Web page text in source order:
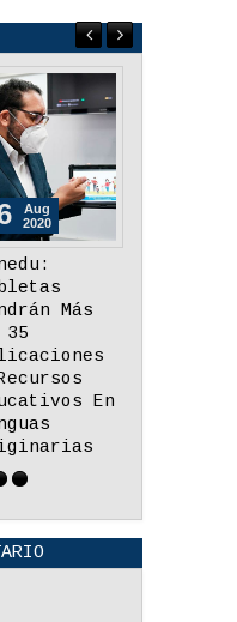
Nacional
Adulto
Hizo
De
19 En
Aug
2020